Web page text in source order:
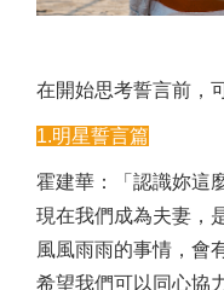
在開始思考誓言前，
1.明星誓言篇
霍建華：「認識妳這
現在我們成為夫妻，
風風雨雨的事情，會
希望我們可以同心協